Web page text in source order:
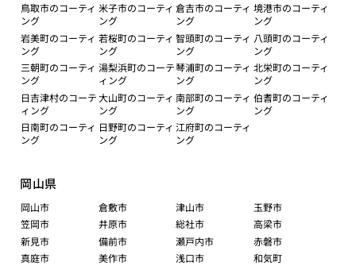
鳥取市のコーティ
ング
米子市のコーティ
ング
倉吉市のコーティ
ング
境港市のコーティ
ング
岩美町のコーティ
ング
若桜町のコーティ
ング
智頭町のコーティ
ング
八頭町のコーティ
ング
三朝町のコーティ
ング
湯梨浜町のコーテ
ィング
琴浦町のコーティ
ング
北栄町のコーティ
ング
日吉津村のコーテ
ィング
大山町のコーティ
ング
南部町のコーティ
ング
伯耆町のコーティ
ング
日南町のコーティ
ング
日野町のコーティ
ング
江府町のコーティ
ング
岡山県
岡山市 倉敷市 津山市
玉野市
笠岡市
井原市 総社市
高梁市
新見市
備前市 瀬戸内市
赤磐市
真庭市
美作市 浅口市
和気町